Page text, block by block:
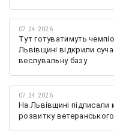
07.24.2026
Тут готуватимуть
Львівщині відкрили
веслувальну базу
07.24.2026
На Львівщині
розвитку